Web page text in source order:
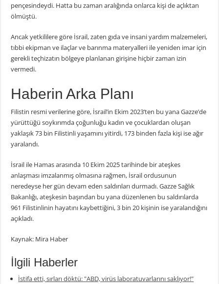
pençesindeydi. Hatta bu zaman aralığında onlarca kişi de açlıktan
ölmüştü.
Ancak yetkililere göre İsrail, zaten gıda ve insani yardım malzemeleri,
tıbbi ekipman ve ilaçlar ve barınma materyalleri ile yeniden imar için
gerekli teçhizatın bölgeye planlanan girişine hiçbir zaman izin
vermedi.
Haberin Arka Planı
Filistin resmi verilerine göre, İsrail’in Ekim 2023’ten bu yana Gazze’de
yürüttüğü soykırımda çoğunluğu kadın ve çocuklardan oluşan
yaklaşık 73 bin Filistinli yaşamını yitirdi, 173 binden fazla kişi ise ağır
yaralandı.
İsrail ile Hamas arasında 10 Ekim 2025 tarihinde bir ateşkes
anlaşması imzalanmış olmasına rağmen, İsrail ordusunun
neredeyse her gün devam eden saldırıları durmadı. Gazze Sağlık
Bakanlığı, ateşkesin başından bu yana düzenlenen bu saldırılarda
961 Filistinlinin hayatını kaybettiğini, 3 bin 20 kişinin ise yaralandığını
açıkladı.
Kaynak: Mira Haber
İlgili Haberler
İstifa etti, sırları döktü: "ABD, virüs laboratuvarlarını saklıyor!"